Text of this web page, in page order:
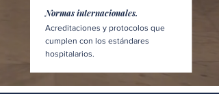
Normas internacionales.
Acreditaciones y protocolos que
cumplen con los estándares
hospitalarios.